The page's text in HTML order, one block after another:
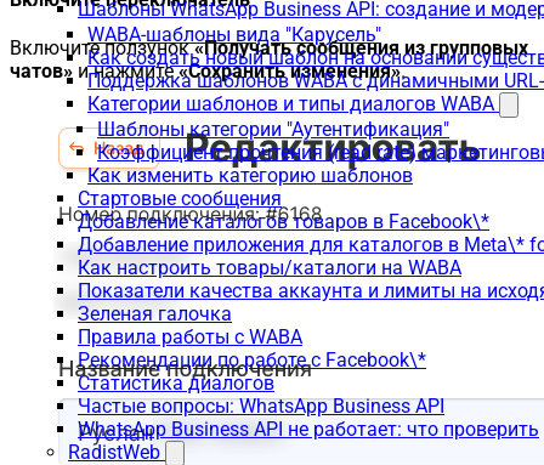
Шаблоны WhatsApp Business API: создание и
WABA-шаблоны вида "Карусель"
Как создать новый шаблон на основании
Поддержка шаблонов WABA с динамичными
Категории шаблонов и типы диалогов WABA
Шаблоны категории "Аутентификация"
Коэффициент прочтения (read rate)
Как изменить категорию шаблонов
Стартовые сообщения
Добавление каталогов товаров в Facebook\*
Добавление приложения для каталогов в Meta\*
Как настроить товары/каталоги на WABA
Показатели качества аккаунта и лимиты на
Зеленая галочка
Правила работы с WABA
Рекомендации по работе с Facebook\*
Статистика диалогов
Частые вопросы: WhatsApp Business API
WhatsApp Business API не работает: что проверить
RadistWeb
Включите ползунок«Получать сообщения из групповых
чатов» и нажмите«Сохранить изменения».